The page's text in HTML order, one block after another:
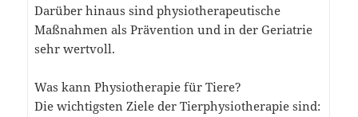
Darüber hinaus sind physiotherapeutische
Maßnahmen als Prävention und in der Geriatrie
sehr wertvoll.
Was kann Physiotherapie für Tiere?
Die wichtigsten Ziele der Tierphysiotherapie sind: